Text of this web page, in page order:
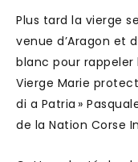
Plus tard la vierge
venue d’Aragon et
blanc pour rappeler
Vierge Marie
di a Patria »
de la Nation Corse